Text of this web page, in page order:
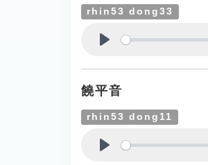
rhin53 dong33
饒平音
rhin53 dong11